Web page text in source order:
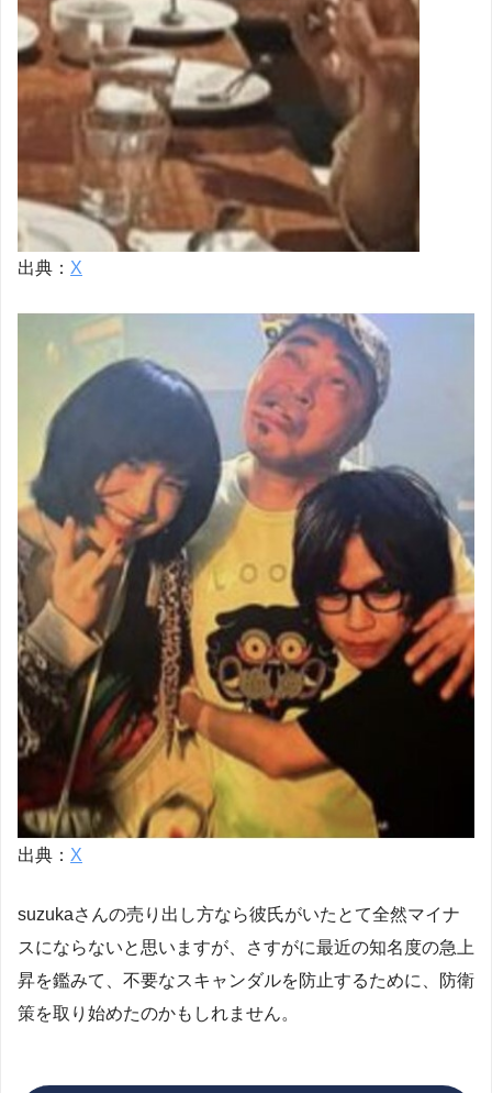
出典： X
出典： X
suzukaさんの売り出し方なら彼氏がいたとて全然マイナ
スにならないと思いますが、さすがに最近の知名度の急上
昇を鑑みて、不要なスキャンダルを防止するために、防衛
策を取り始めたのかもしれません。